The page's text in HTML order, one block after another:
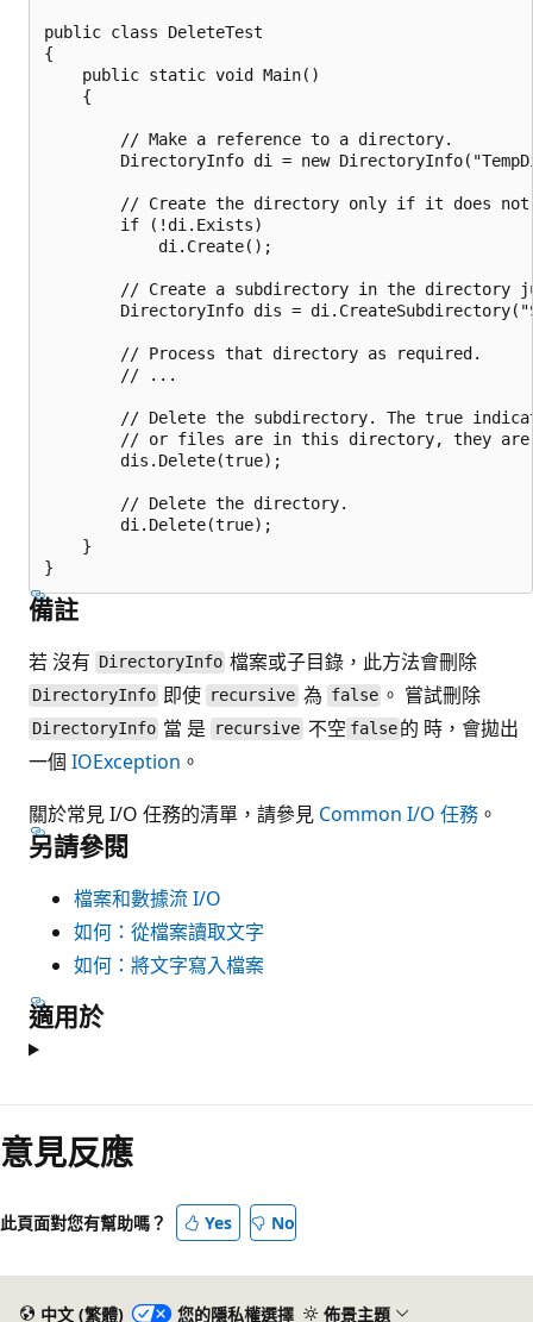
public class DeleteTest
{
    public static void Main()
    {
        // Make a reference to a directory.
DirectoryInfo di = new
// Create the directory only if it does
        if (!di.Exists)
            di.Create();
// Create a subdirectory in the directory
DirectoryInfo dis =
        // Process that directory as required.
        // ...
// Delete the subdirectory. The true
// or files are in this directory, they
        dis.Delete(true);
        // Delete the directory.
        di.Delete(true);
    }
備註
若 沒有 DirectoryInfo 檔案或子目錄，此方法會刪除
DirectoryInfo 即使 recursive 為 false 。 嘗試刪除
DirectoryInfo 當 是 recursive 不空 false 的 時，會拋出
一個 IOException 。
關於常見 I/O 任務的清單，請參見 Common I/O 任務 。
另請參閱
檔案和數據流 I/O
如何：從檔案讀取文字
如何：將文字寫入檔案
適用於
意見反應
此頁面對您有幫助嗎？ Yes No
中文 (繁體) 您的隱私權選擇 佈景主題